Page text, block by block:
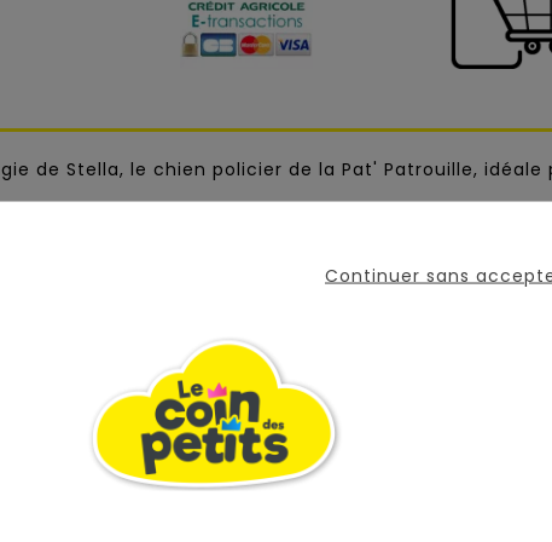
Continuer sans
de Stella, le chien policier de la Pat' Patrouille, idéale
comme le sablier, le chronomètre, des
:
pour défier ses amis.
appartenant à chaque chiot.
a fait une lourde chute. Aide-le à localiser l'endroit